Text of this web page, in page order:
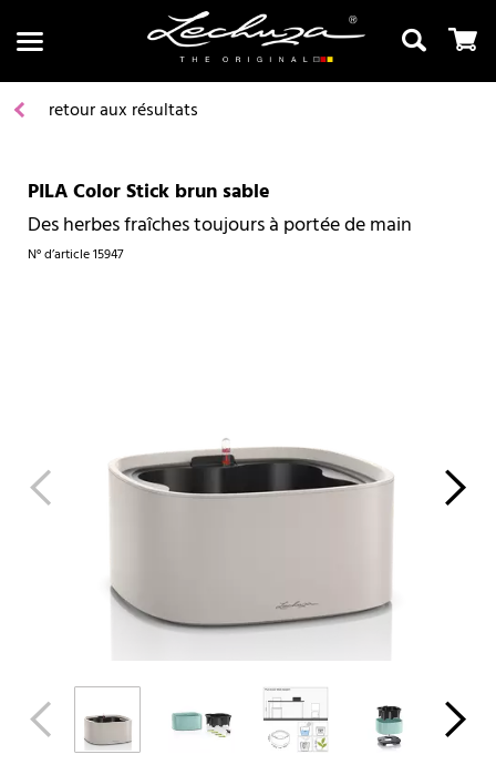
Recherche
retour aux résultats
PILA Color Stick brun sable
Des herbes fraîches toujours à portée de main
N° d’article15947